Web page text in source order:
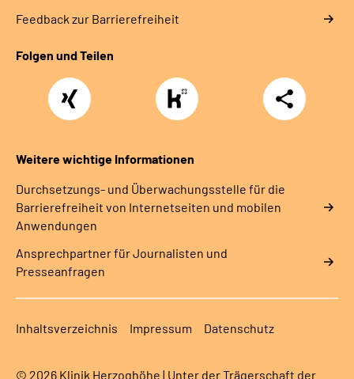
Feedback zur Barrierefreiheit
Folgen und Teilen
Xing
https://www.kununu.com/de/deutsche-
rentenversicherung-
nordbayern6
Teilen
Weitere wichtige Informationen
Durchsetzungs- und Überwachungsstelle für die
Barrierefreiheit von Internetseiten und mobilen
Anwendungen
Ansprechpartner für Journalisten und
Presseanfragen
Inhaltsverzeichnis Impressum Datenschutz
© 2026 Klinik Herzoghöhe | Unter der Trägerschaft der